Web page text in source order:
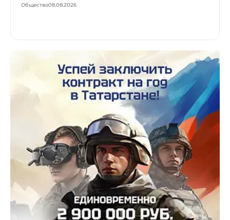
Общество08.08.2026